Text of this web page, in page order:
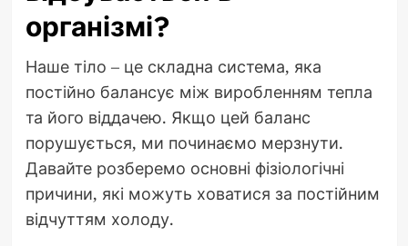
організмі?
Наше тіло – це складна система, яка
постійно балансує між виробленням тепла
та його віддачею. Якщо цей баланс
порушується, ми починаємо мерзнути.
Давайте розберемо основні фізіологічні
причини, які можуть ховатися за постійним
відчуттям холоду.